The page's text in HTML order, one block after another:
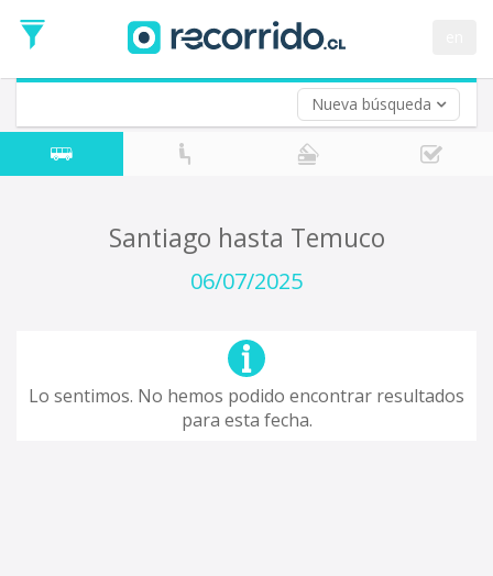
Nueva búsqueda
de
Ida
Vuelta (opcional)
Fecha
de
Santiago hasta Temuco
06/07/2025
Lo sentimos. No hemos podido encontrar resultados
para esta fecha.